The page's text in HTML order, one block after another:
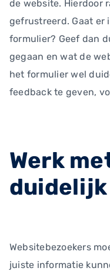
de website. Hierdoor
gefrustreerd. Gaat er
formulier? Geef dan
gegaan en wat de
het formulier wel
feedback te geven,
Werk
duidelijk
Websitebezoekers
juiste informatie